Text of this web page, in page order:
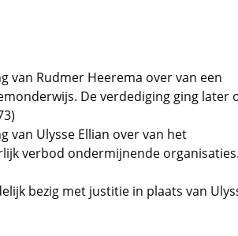
van Rudmer Heerema over van een
De verdediging ging later
van Ulysse Ellian over van het
verbod ondermijnende organisaties.
bezig met justitie in plaats van